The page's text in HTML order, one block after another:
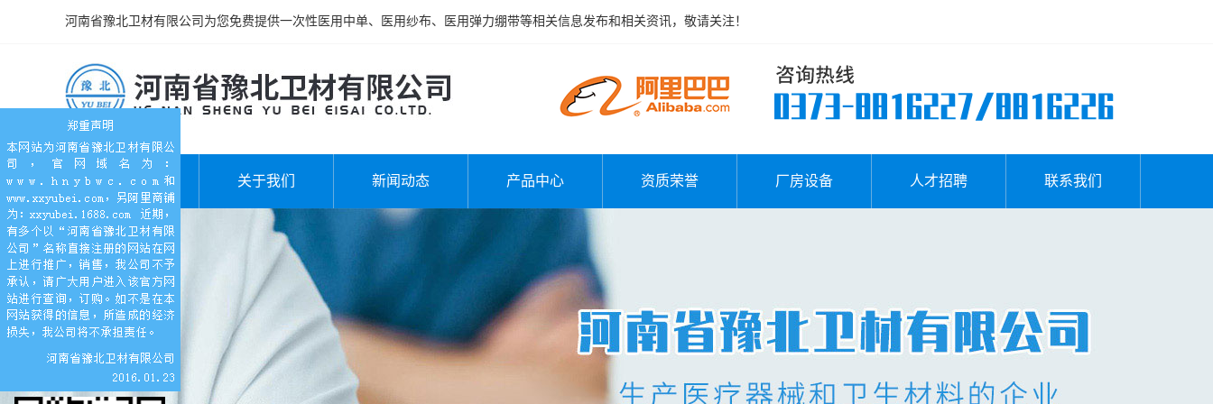
河南省豫北卫材有限公司为您免费提供一次性医用中单、医用纱布、医用弹力绷带等相关信息发布和相关资讯，敬请关注！
网站首页 关于我们 新闻动态 产品中心 资质荣誉 厂房设备 人才招聘 联系我们